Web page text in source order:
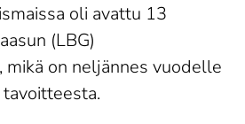
oli avattu 13
(LBG)
on neljännes vuodelle